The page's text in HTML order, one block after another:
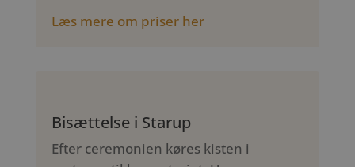
Læs mere om priser her
Bisættelse i Starup
Efter ceremonien køres kisten i